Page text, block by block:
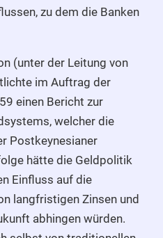
zu dem die Banken
(unter der Leitung von
im Auftrag der
einen Bericht zur
welcher die
Postkeynesianer
hätte die Geldpolitik
Einfluss auf die
langfristigen Zinsen und
abhingen würden.